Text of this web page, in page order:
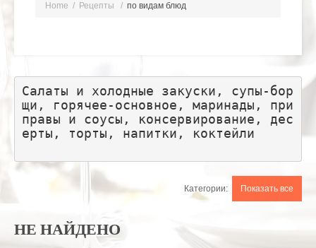
Home Рецепты по видам блюд
Салаты и холодные закуски, супы-бор
щи, горячее-основное, маринады, при
правы и соусы, консервирование, дес
ерты, торты, напитки, коктейли
Категории: Показать все
НЕ НАЙДЕНО